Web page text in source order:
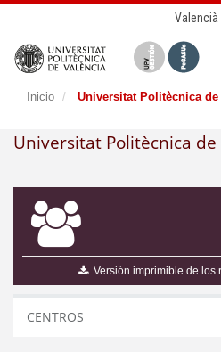
Valencià
Inicio Universitat Politècnica de
Universitat Politècnica de
Versión imprimible de los
CENTROS